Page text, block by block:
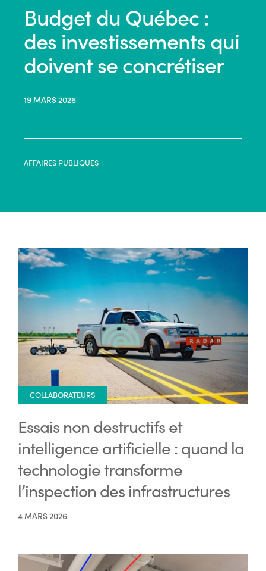
Budget du Québec :
des investissements qui
doivent se concrétiser
19 MARS 2026
AFFAIRES PUBLIQUES
COLLABORATEURS
Essais non destructifs et
intelligence artificielle : quand la
technologie transforme
l’inspection des infrastructures
4 MARS 2026